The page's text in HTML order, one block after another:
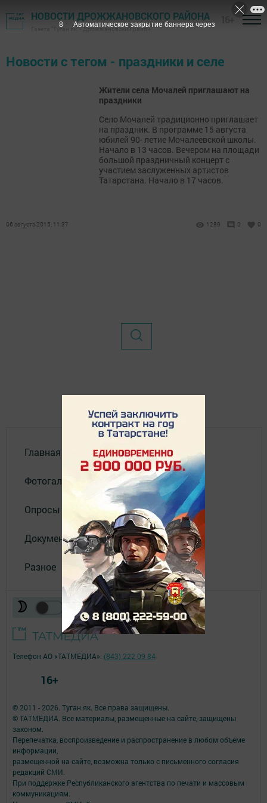
НОВОСТИ ДРОЖЖАНОВСКОГО РАЙОНА
Газета "Туган як" - Дрожжановский район
Новости с тегом - праздники и селе
Жители села Мочалей приглашают на
праздники
Село Мочалей традиционно приглашает
на праздник. В программе 15 августа
юбилей 90- летие Мочалеевской школы.
Начало в 13 часов. Вечером на площади
большой праздничный концерт с
участием заслуженных артистов
Татарстана. Начало в 17 часов.
06 августа 2015, 11:37 1289 0 0
Главная
Фотогалереи
Опросы
Документы филиала
Разное
© 2011 - 2026. Туган як. Все права защищены.
© ТАТМЕДИА. Все материалы, размещенные на сайте, защищены
законом.
Перепечатка, воспроизведение и распространение в любом объеме
информации,
размещенной на сайте, возможна только с письменного согласия
редакций СМИ.
При поддержке Республиканского агентства по печати и массовым
коммуникациям.
Телефон АО «ТАТМЕДИА»: (843) 222 09 84
16+
7 Автоматическое закрытие баннера через